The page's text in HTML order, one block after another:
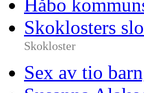
Håbo
Skoklosters
Skokloster
Sex av tio